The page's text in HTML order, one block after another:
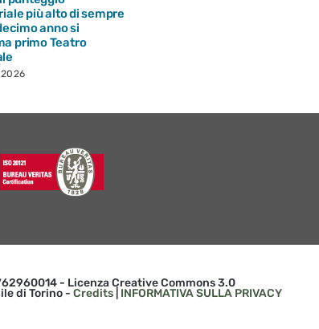
più alto di sempre
anno si
primo Teatro
- Licenza Creative Commons 3.0
di Torino - Credits INFORMATIVA SULLA PRIVACY